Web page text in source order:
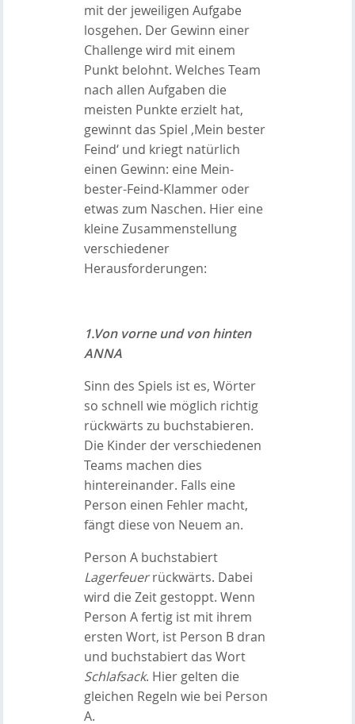
mit der jeweiligen Aufgabe
losgehen. Der Gewinn einer
Challenge wird mit einem
Punkt belohnt. Welches Team
nach allen Aufgaben die
meisten Punkte erzielt hat,
gewinnt das Spiel ‚Mein bester
Feind‘ und kriegt natürlich
einen Gewinn: eine Mein-
bester-Feind-Klammer oder
etwas zum Naschen. Hier eine
kleine Zusammenstellung
verschiedener
Herausforderungen:
1.Von vorne und von hinten
ANNA
Sinn des Spiels ist es, Wörter
so schnell wie möglich richtig
rückwärts zu buchstabieren.
Die Kinder der verschiedenen
Teams machen dies
hintereinander. Falls eine
Person einen Fehler macht,
fängt diese von Neuem an.
Person A buchstabiert
Lagerfeuerrückwärts. Dabei
wird die Zeit gestoppt. Wenn
Person A fertig ist mit ihrem
ersten Wort, ist Person B dran
und buchstabiert das Wort
Schlafsack. Hier gelten die
gleichen Regeln wie bei Person
A.